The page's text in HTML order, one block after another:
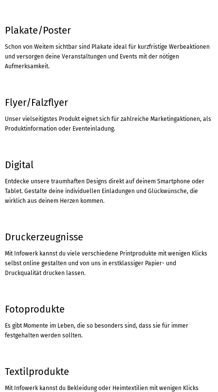
Plakate/Poster
Schon von Weitem sichtbar sind Plakate ideal für kurzfristige Werbeaktionen
und versorgen deine Veranstaltungen und Events mit der nötigen
Aufmerksamkeit.
Flyer/Falzflyer
Unser vielseitigstes Produkt eignet sich für zahlreiche Marketingaktionen, als
Produktinformation oder Eventeinladung.
Digital
Entdecke unsere traumhaften Designs direkt auf deinem Smartphone oder
Tablet. Gestalte deine individuellen Einladungen und Glückwünsche, die
wirklich aus deinem Herzen kommen.
Druckerzeugnisse
Mit Infowerk kannst du viele verschiedene Printprodukte mit wenigen Klicks
selbst online gestalten und von uns in erstklassiger Papier- und
Druckqualität drucken lassen.
Fotoprodukte
Es gibt Momente im Leben, die so besonders sind, dass sie für immer
festgehalten werden sollten.
Textilprodukte
Mit Infowerk kannst du Bekleidung oder Heimtextilien mit wenigen Klicks